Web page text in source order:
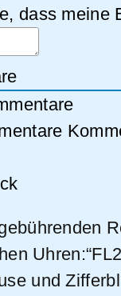
dass meine
und